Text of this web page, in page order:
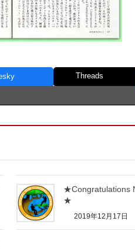
Threads
★Congratulations
★
2019年12月17日